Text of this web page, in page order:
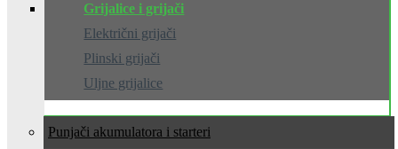
Grijalice i grijači
Električni grijači
Plinski grijači
Uljne grijalice
Punjači akumulatora i starteri